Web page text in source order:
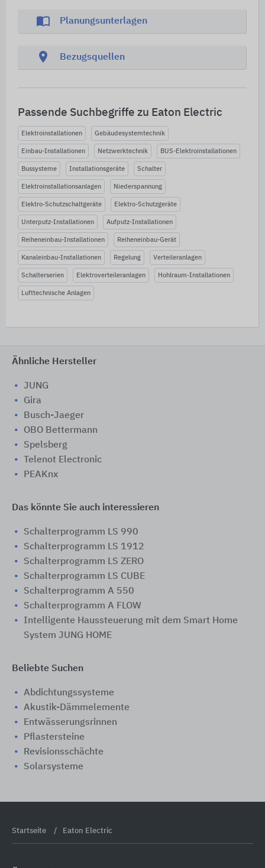
import_contacts Planungsunterlagen
location_on Bezugsquellen
Passende Suchbegriffe zu Eaton Electric
Elektroinstallationen Gebäudesystemtechnik
Einbau-Installationen Netzwerktechnik BUS-Elektroinstallationen
Bussysteme Installationsgeräte Schalter
Elektroinstallationsanlagen Niederspannung
Elektro-Schutzschaltgeräte Elektro-Schutzgeräte
Unterputz-Installationen Aufputz-Installationen
Reiheneinbau-Installationen Reiheneinbau-Gerät
Kanaleinbau-Installationen Regelung Verteileranlagen
Schalterserien Elektroverteileranlagen Hohlraum-Installationen
Lufttechnische Anlagen
Ähnliche Hersteller
JUNG
Gira
Busch-Jaeger
OBO Bettermann
Spelsberg
Telenot Electronic
PEAKnx
Das könnte Sie auch interessieren
Schalterprogramm LS 990
Schalterprogramm LS 1912
Schalterprogramm LS ZERO
Schalterprogramm LS CUBE
Schalterprogramm A 550
Schalterprogramm A FLOW
Intelligente Haussteuerung mit dem Smart Home
System JUNG HOME
Beliebte Suchen
Abdichtungssysteme
Akustik-Dämmelemente
Entwässerungsrinnen
Pflastersteine
Revisionsschächte
Solarsysteme
Startseite Eaton Electric